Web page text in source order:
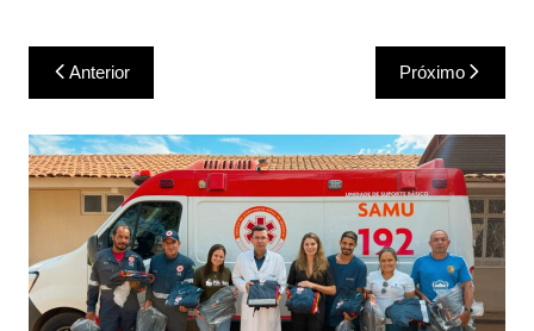
Navegação
de
Post
Anterior Próximo